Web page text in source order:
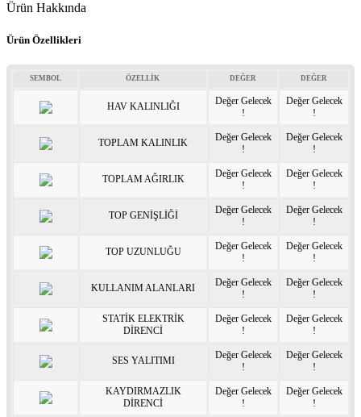
Ürün Hakkında
Ürün Özellikleri
SEMBOL ÖZELLİK DEĞER DEĞER
HAV KALINLIĞI
Değer Gelecek
!
Değer Gelecek
!
TOPLAM KALINLIK
Değer Gelecek
!
Değer Gelecek
!
TOPLAM AĞIRLIK
Değer Gelecek
!
Değer Gelecek
!
TOP GENİŞLİĞİ
Değer Gelecek
!
Değer Gelecek
!
TOP UZUNLUĞU
Değer Gelecek
!
Değer Gelecek
!
KULLANIM ALANLARI
Değer Gelecek
!
Değer Gelecek
!
STATİK ELEKTRİK
DİRENCİ
Değer Gelecek
!
Değer Gelecek
!
SES YALITIMI
Değer Gelecek
!
Değer Gelecek
!
KAYDIRMAZLIK
DİRENCİ
Değer Gelecek
!
Değer Gelecek
!